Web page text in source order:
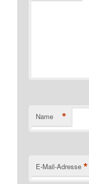
Name *
E-Mail-Adresse *